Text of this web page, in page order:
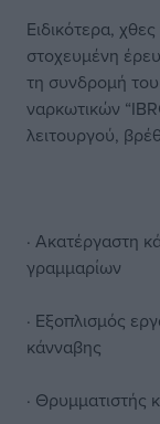
Ειδικότερα,
στοχευμένη
τη συνδρομή
ναρκωτικών
λειτουργού,
· Ακατέργαστη
γραμμαρίων
· Εξοπλισμός
κάνναβης
· Θρυμματιστής